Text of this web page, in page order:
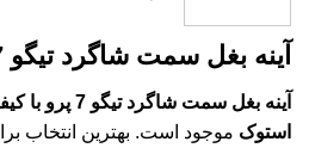
آینه بغل سمت شاگرد تیگو 7 پرو
آینه بغل سمت
استوک موجود است. بهترین انتخاب